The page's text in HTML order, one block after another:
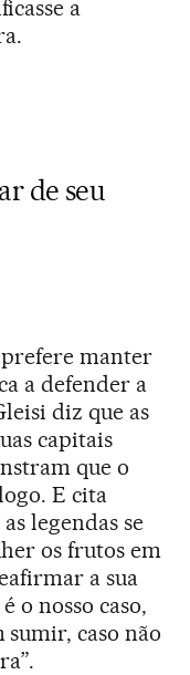
a
de seu
prefere manter
a defender a
diz que as
capitais
que o
E cita
legendas se
os frutos em
a sua
o nosso caso,
caso não